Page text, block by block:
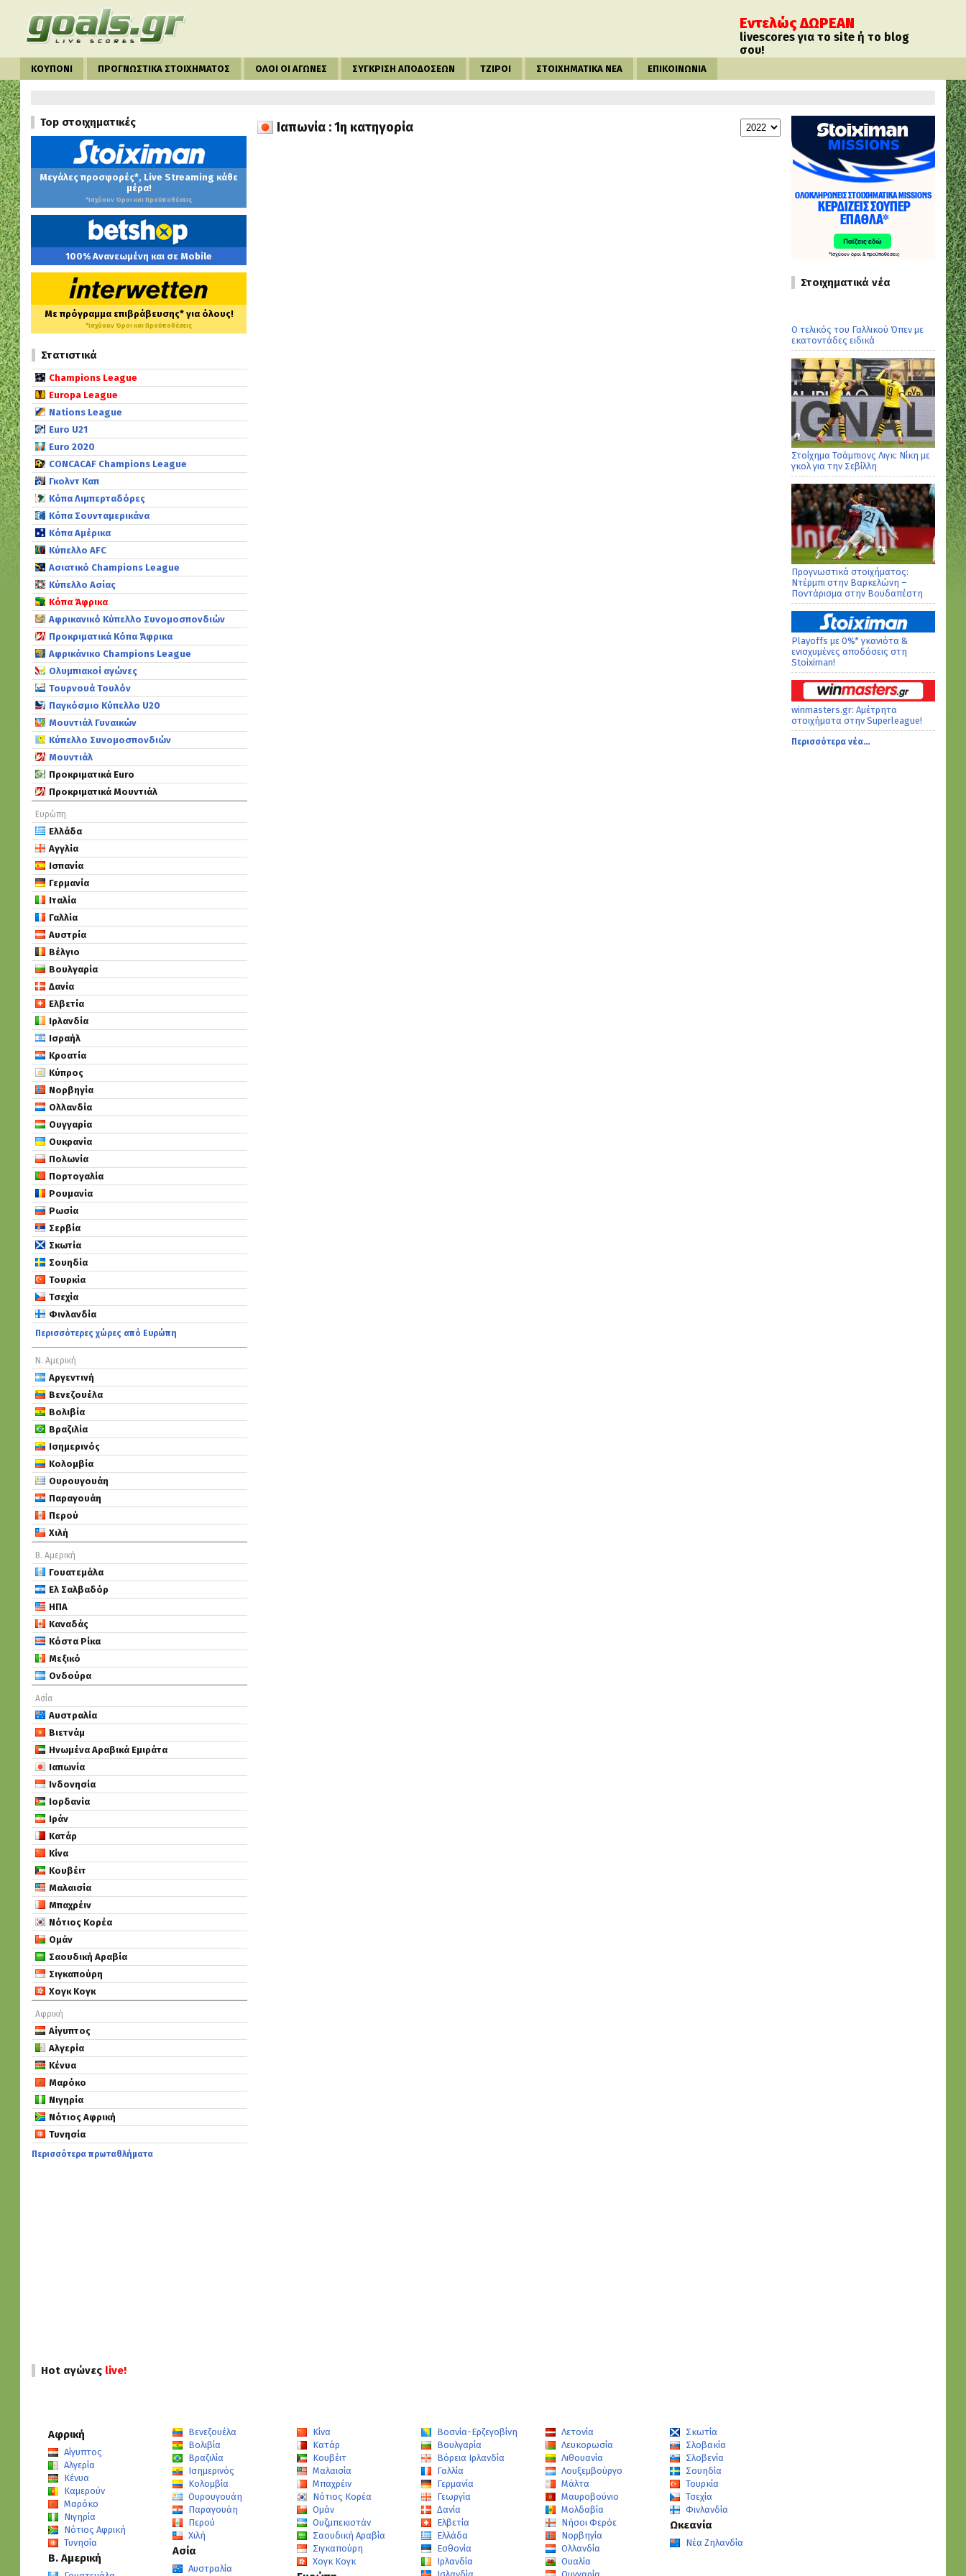
Εντελώς ΔΩΡΕΑΝ
livescores για το site ή το blog
σου!
ΚΟΥΠΟΝΙ ΠΡΟΓΝΩΣΤΙΚΑ ΣΤΟΙΧΗΜΑΤΟΣ ΟΛΟΙ ΟΙ ΑΓΩΝΕΣ ΣΥΓΚΡΙΣΗ ΑΠΟΔΟΣΕΩΝ ΤΖΙΡΟΙ ΣΤΟΙΧΗΜΑΤΙΚΑ ΝΕΑ ΕΠΙΚΟΙΝΩΝΙΑ
Top στοιχηματικές
Μεγάλες προσφορές*, Live Streaming κάθε
μέρα!
*Ισχύουν Όροι και Προϋποθέσεις
100% Ανανεωμένη και σε Mobile
Με πρόγραμμα επιβράβευσης* για όλους!
*Ισχύουν Όροι και Προϋποθέσεις
Στατιστικά
Champions League
Europa League
Nations League
Euro U21
Euro 2020
CONCACAF Champions League
Γκολντ Καπ
Κόπα Λιμπερταδόρες
Κόπα Σουνταμερικάνα
Κόπα Αμέρικα
Κύπελλο AFC
Ασιατικό Champions League
Κύπελλο Ασίας
Κόπα Άφρικα
Αφρικανικό Κύπελλο Συνομοσπονδιών
Προκριματικά Κόπα Άφρικα
Αφρικάνικο Champions League
Ολυμπιακοί αγώνες
Τουρνουά Τουλόν
Παγκόσμιο Κύπελλο U20
Μουντιάλ Γυναικών
Κύπελλο Συνομοσπονδιών
Μουντιάλ
Προκριματικά Euro
Προκριματικά Μουντιάλ
Ευρώπη
Ελλάδα
Αγγλία
Ισπανία
Γερμανία
Ιταλία
Γαλλία
Αυστρία
Βέλγιο
Βουλγαρία
Δανία
Ελβετία
Ιρλανδία
Ισραήλ
Κροατία
Κύπρος
Νορβηγία
Ολλανδία
Ουγγαρία
Ουκρανία
Πολωνία
Πορτογαλία
Ρουμανία
Ρωσία
Σερβία
Σκωτία
Σουηδία
Τουρκία
Τσεχία
Φινλανδία
Περισσότερες χώρες από Ευρώπη
Ν. Αμερική
Αργεντινή
Βενεζουέλα
Βολιβία
Βραζιλία
Ισημερινός
Κολομβία
Ουρουγουάη
Παραγουάη
Περού
Χιλή
Β. Αμερική
Γουατεμάλα
Ελ Σαλβαδόρ
ΗΠΑ
Καναδάς
Κόστα Ρίκα
Μεξικό
Ονδούρα
Ασία
Αυστραλία
Βιετνάμ
Ηνωμένα Αραβικά Εμιράτα
Ιαπωνία
Ινδονησία
Ιορδανία
Ιράν
Κατάρ
Κίνα
Κουβέιτ
Μαλαισία
Μπαχρέιν
Νότιος Κορέα
Ομάν
Σαουδική Αραβία
Σιγκαπούρη
Χογκ Κογκ
Αφρική
Αίγυπτος
Αλγερία
Κένυα
Μαρόκο
Νιγηρία
Νότιος Αφρική
Τυνησία
Περισσότερα πρωταθλήματα
Hot αγώνες live!
Ιαπωνία : 1η κατηγορία
Στοιχηματικά νέα
Ο τελικός του Γαλλικού Όπεν με
εκατοντάδες ειδικά
Στοίχημα Τσάμπιονς Λιγκ: Νίκη με
γκολ για την Σεβίλλη
Προγνωστικά στοιχήματος:
Ντέρμπι στην Βαρκελώνη –
Ποντάρισμα στην Βουδαπέστη
Playoffs με 0%* γκανιότα &
ενισχυμένες αποδόσεις στη
Stoiximan!
winmasters.gr: Αμέτρητα
στοιχήματα στην Superleague!
Περισσότερα νέα...
Αφρική
Αίγυπτος
Αλγερία
Κένυα
Καμερούν
Μαρόκο
Νιγηρία
Νότιος Αφρική
Τυνησία
Β. Αμερική
Βενεζουέλα
Βολιβία
Βραζιλία
Ισημερινός
Κολομβία
Ουρουγουάη
Παραγουάη
Περού
Χιλή
Ασία
Αυστραλία
Κίνα
Κατάρ
Κουβέιτ
Μαλαισία
Μπαχρέιν
Νότιος Κορέα
Ομάν
Ουζμπεκιστάν
Σαουδική Αραβία
Σιγκαπούρη
Χογκ Κογκ
Βοσνία-Ερζεγοβίνη
Βουλγαρία
Βόρεια Ιρλανδία
Γαλλία
Γερμανία
Γεωργία
Δανία
Ελβετία
Ελλάδα
Εσθονία
Ιρλανδία
Λετονία
Λευκορωσία
Λιθουανία
Λουξεμβούργο
Μάλτα
Μαυροβούνιο
Μολδαβία
Νήσοι Φερόε
Νορβηγία
Ολλανδία
Ουαλία
Σκωτία
Σλοβακία
Σλοβενία
Σουηδία
Τουρκία
Τσεχία
Φινλανδία
Ωκεανία
Νέα Ζηλανδία